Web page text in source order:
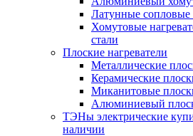
Латунные сопловые
Хомутовые
стали
Плоские нагреватели
Металлические
Керамические
Миканитовые
Алюминиевый
ТЭНы электрические
наличии